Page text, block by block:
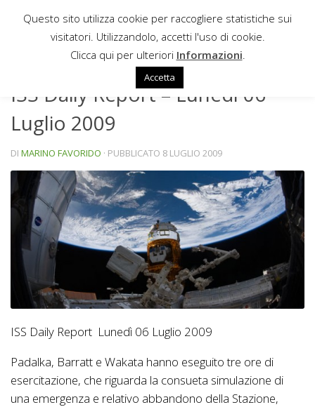
Sotto il contenuto
ISS Daily Report – Lunedì 06
Luglio 2009
DI MARINO FAVORIDO · PUBBLICATO 8 LUGLIO 2009
ISS Daily Report Lunedì 06 Luglio 2009
Padalka, Barratt e Wakata hanno eseguito tre ore di
esercitazione, che riguarda la consueta simulazione di
una emergenza e relativo abbandono della Stazione,
Questo sito utilizza cookie per raccogliere statistiche sui
visitatori. Utilizzandolo, accetti l'uso di cookie.
Clicca qui per ulteriori Informazioni
Accetta